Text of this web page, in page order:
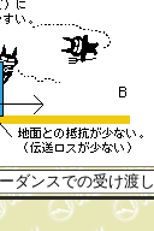
ダンスでの受け渡し